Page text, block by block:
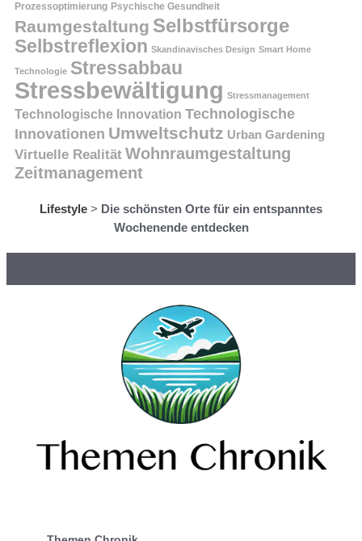
Prozessoptimierung Psychische Gesundheit
Raumgestaltung Selbstfürsorge
Selbstreflexion Skandinavisches Design Smart Home
Technologie Stressabbau
Stressbewältigung Stressmanagement
Technologische Innovation Technologische
Innovationen Umweltschutz Urban Gardening
Virtuelle Realität Wohnraumgestaltung
Zeitmanagement
Lifestyle > Die schönsten Orte für ein entspanntes
Wochenende entdecken